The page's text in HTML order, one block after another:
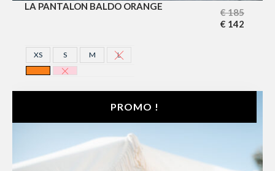
LA PANTALON BALDO ORANGE
€185
€ 142
XS S M L
PROMO !